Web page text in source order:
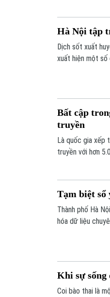
Hà Nội tập
Dịch sốt xuất
xuất hiện một
Bất cập
truyền
Là quốc gia xếp
truyền với hơn
khiến nhiều bài
Tạm biệt sổ
Thành phố Hà
hóa dữ liệu
Khi sự sống
Coi bào thai là